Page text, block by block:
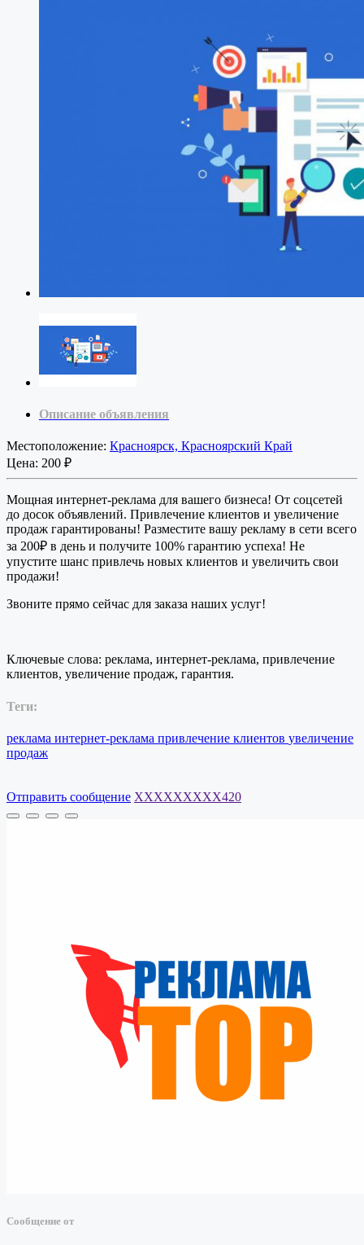
Описание объявления
Местоположение: Красноярск, Красноярский Край
Цена: 200 ₽
Мощная интернет-реклама для вашего бизнеса! От соцсетей
до досок объявлений. Привлечение клиентов и увеличение
продаж гарантированы! Разместите вашу рекламу в сети всего
за 200₽ в день и получите 100% гарантию успеха! Не
упустите шанс привлечь новых клиентов и увеличить свои
продажи!
Звоните прямо сейчас для заказа наших услуг!
Ключевые слова: реклама, интернет-реклама, привлечение
клиентов, увеличение продаж, гарантия.
Теги:
реклама интернет-реклама привлечение клиентов увеличение
продаж
Отправить сообщение XXXXXXXXX420
Сообщение от